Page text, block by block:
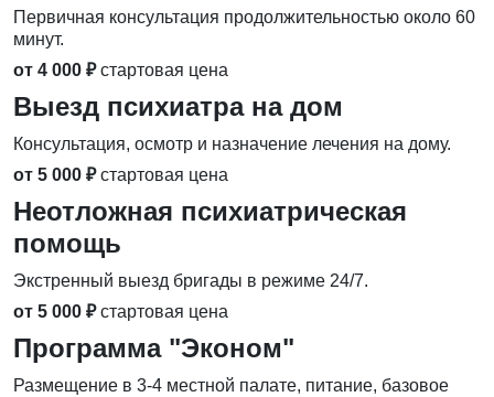
Первичная консультация продолжительностью около 60
минут.
от 4 000 ₽ стартовая цена
Выезд психиатра на дом
Консультация, осмотр и назначение лечения на дому.
от 5 000 ₽ стартовая цена
Неотложная психиатрическая
помощь
Экстренный выезд бригады в режиме 24/7.
от 5 000 ₽ стартовая цена
Программа "Эконом"
Размещение в 3-4 местной палате, питание, базовое